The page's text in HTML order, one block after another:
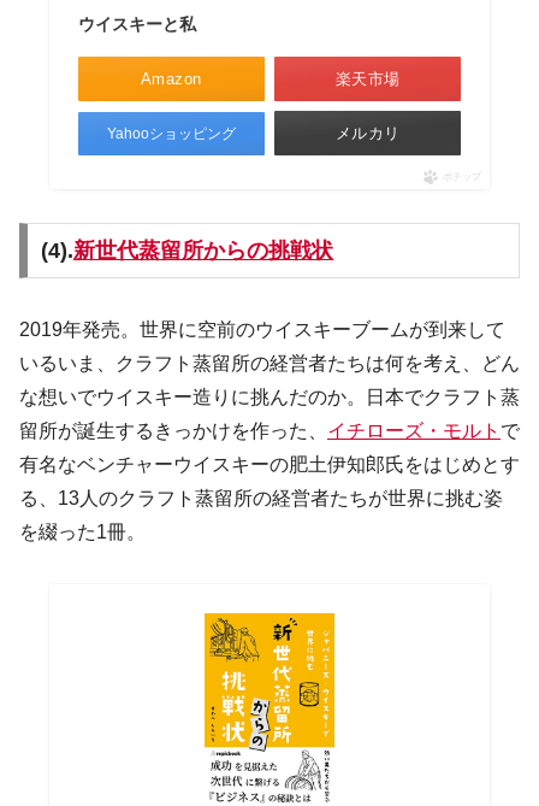
ウイスキーと私
Amazon 楽天市場
Yahooショッピング メルカリ
ポチップ
(4).新世代蒸留所からの挑戦状
2019年発売。世界に空前のウイスキーブームが到来して
いるいま、クラフト蒸留所の経営者たちは何を考え、どん
な想いでウイスキー造りに挑んだのか。日本でクラフト蒸
留所が誕生するきっかけを作った、 イチローズ・モルト で
有名なベンチャーウイスキーの肥土伊知郎氏をはじめとす
る、13人のクラフト蒸留所の経営者たちが世界に挑む姿
を綴った1冊。